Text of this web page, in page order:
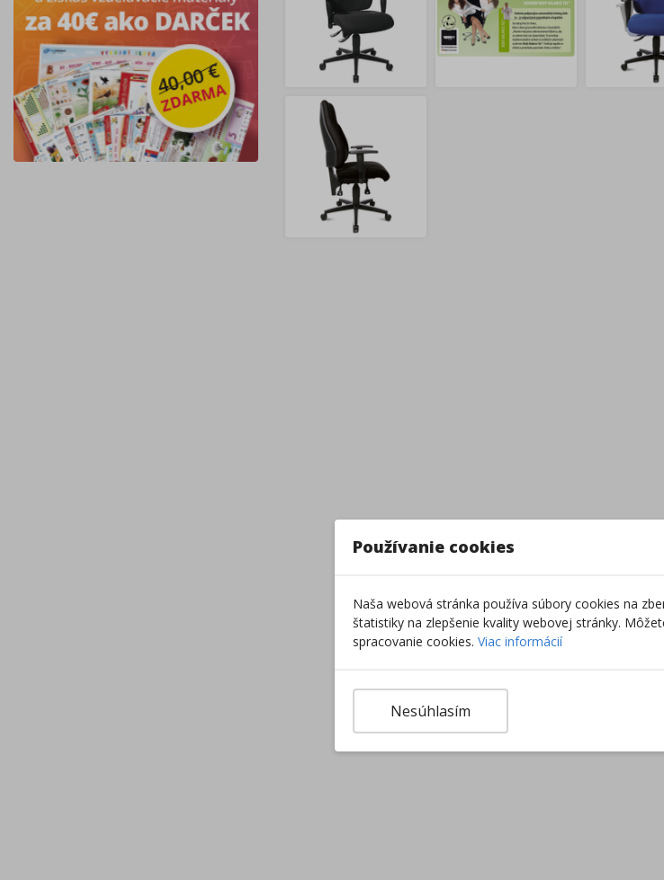
Používanie cookies
Naša webová stránka používa súbory cookies na
štatistiky na zlepšenie kvality webovej stránky.
spracovanie cookies. Viac informácií
Nesúhlasím